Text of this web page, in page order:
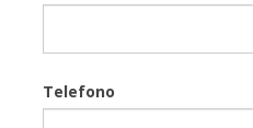
Telefono